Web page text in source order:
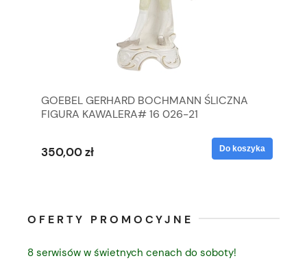
GOEBEL GERHARD BOCHMANN ŚLICZNA
FIGURA KAWALERA# 16 026-21
350,00 zł Do koszyka
OFERTY PROMOCYJNE
8 serwisów w świetnych cenach do soboty!